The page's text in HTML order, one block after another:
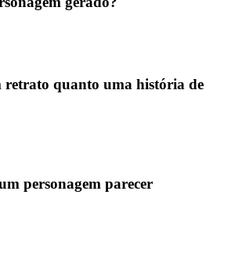
retrato quanto uma história de
personagem parecer